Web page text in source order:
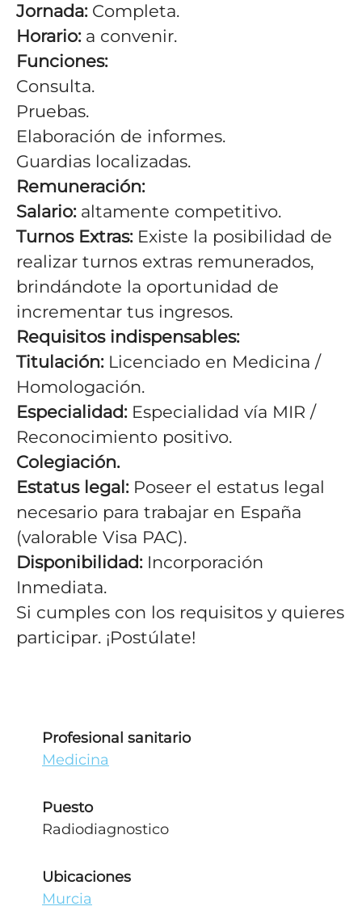
Jornada: Completa.
Horario: a convenir.
Funciones:
Consulta.
Pruebas.
Elaboración de informes.
Guardias localizadas.
Remuneración:
Salario: altamente competitivo.
Turnos Extras: Existe la posibilidad de
realizar turnos extras remunerados,
brindándote la oportunidad de
incrementar tus ingresos.
Requisitos indispensables:
Titulación: Licenciado en Medicina /
Homologación.
Especialidad: Especialidad vía MIR /
Reconocimiento positivo.
Colegiación.
Estatus legal: Poseer el estatus legal
necesario para trabajar en España
(valorable Visa PAC).
Disponibilidad: Incorporación
Inmediata.
Si cumples con los requisitos y quieres
participar. ¡Postúlate!
Profesional sanitario
Medicina
Puesto
Radiodiagnostico
Ubicaciones
Murcia